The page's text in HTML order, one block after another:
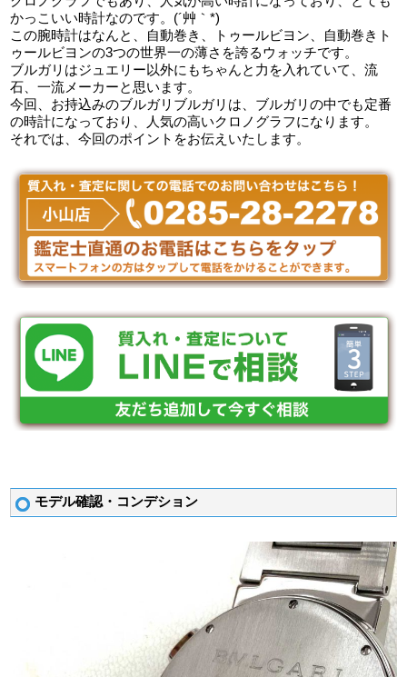
かっこいい時計なのです。(´艸｀*)
この腕時計はなんと、自動巻き、トゥールビヨン、自動巻きト
ゥールビヨンの3つの世界一の薄さを誇るウォッチです。
ブルガリはジュエリー以外にもちゃんと力を入れていて、流
石、一流メーカーと思います。
今回、お持込みのブルガリブルガリは、ブルガリの中でも定番
の時計になっており、人気の高いクロノグラフになります。
それでは、今回のポイントをお伝えいたします。
モデル確認・コンデション